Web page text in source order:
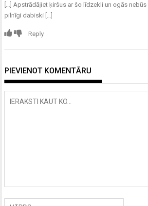
[…] Apstrādājiet ķiršus ar šo līdzekli un ogās
pilnīgi dabiski […]
Reply
PIEVIENOT KOMENTĀRU